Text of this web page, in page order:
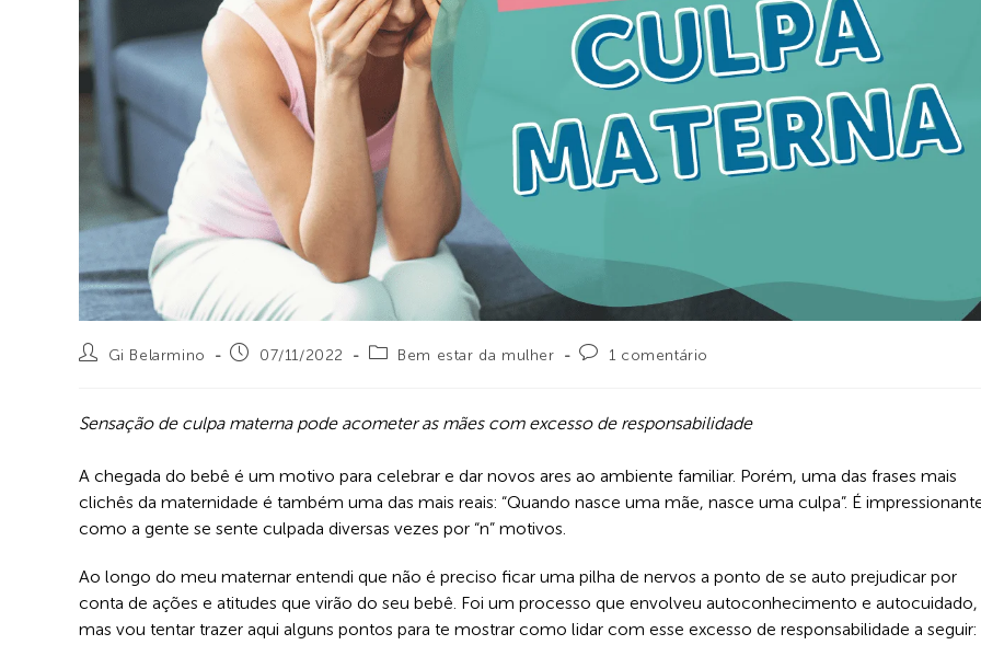
Gi Belarmino 07/11/2022 Bem estar da mulher 1 comentário
Sensação de culpa materna pode acometer as mães com excesso de responsabilidade
A chegada do bebê é um motivo para celebrar e dar novos ares ao ambiente familiar. Porém, uma das frases mais
clichês da maternidade é também uma das mais reais: “Quando nasce uma mãe, nasce uma culpa”. É
como a gente se sente culpada diversas vezes por “n” motivos.
Ao longo do meu maternar entendi que não é preciso ficar uma pilha de nervos a ponto de se auto prejudicar por
conta de ações e atitudes que virão do seu bebê. Foi um processo que envolveu autoconhecimento e autocuidado,
mas vou tentar trazer aqui alguns pontos para te mostrar como lidar com esse excesso de responsabilidade a seguir: